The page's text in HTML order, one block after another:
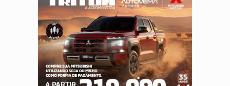
LUDOPATIA:Apostas online começam a afetar produtividade e rotina
REFLORESTAMENTO:Plantar árvores não será mais suficiente para
OVNIS NA LUA:Cientistas alertam para possível base secreta no satélite
ACABOU COM PEUGEOT:Incêndio destrói carro que era rebocado para oficina